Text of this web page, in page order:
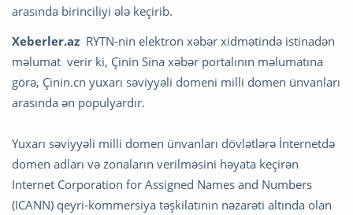
arasında birinciliyi ələ keçirib.
Xeberler.az RYTN-nin elektron xəbər xidmətində istinadən
məlumat verir ki, Çinin Sina xəbər portalının məlumatına
görə, Çinin.cn yuxarı səviyyəli domeni milli domen ünvanları
arasında ən populyardır.
Yuxarı səviyyəli milli domen ünvanları dövlətlərə İnternetdə
domen adları və zonaların verilməsini həyata keçirən
Internet Corporation for Assigned Names and Numbers
(ICANN) qeyri-kommersiya təşkilatının nəzarəti altında olan